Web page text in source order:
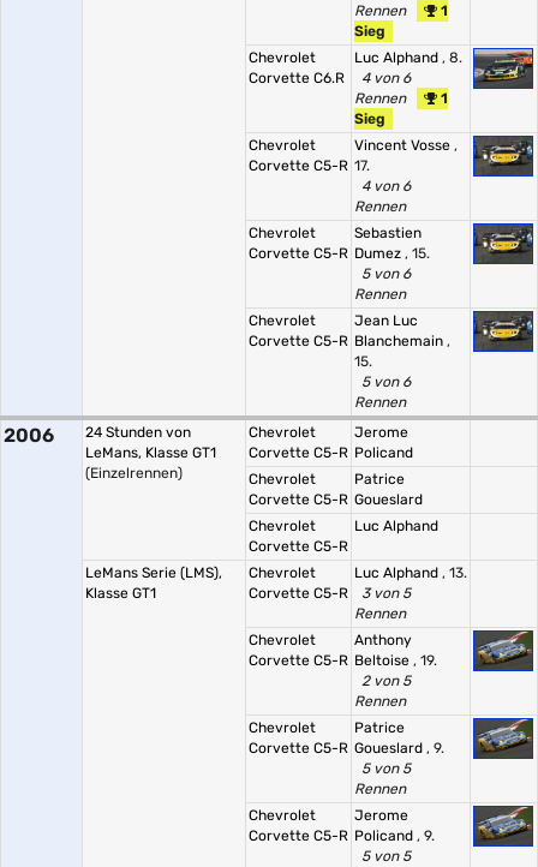
Rennen
1
Sieg
Chevrolet
Corvette C6.R
Luc Alphand , 8.
4 von 6
Rennen
1
Sieg
Chevrolet
Corvette C5-R
Vincent Vosse ,
17.
4 von 6
Rennen
Chevrolet
Corvette C5-R
Sebastien
Dumez , 15.
5 von 6
Rennen
Chevrolet
Corvette C5-R
Jean Luc
Blanchemain ,
15.
5 von 6
Rennen
2006
24 Stunden von
LeMans, Klasse GT1
(Einzelrennen)
Chevrolet
Corvette C5-R
Jerome
Policand
Chevrolet
Corvette C5-R
Patrice
Goueslard
Chevrolet
Corvette C5-R
Luc Alphand
LeMans Serie (LMS),
Klasse GT1
Chevrolet
Corvette C5-R
Luc Alphand , 13.
3 von 5
Rennen
Chevrolet
Corvette C5-R
Anthony
Beltoise , 19.
2 von 5
Rennen
Chevrolet
Corvette C5-R
Patrice
Goueslard , 9.
5 von 5
Rennen
Chevrolet
Corvette C5-R
Jerome
Policand , 9.
5 von 5